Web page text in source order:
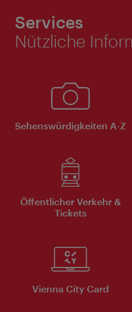
Services
Nützliche
Sehenswürdigkeiten A-Z
Öffentlicher Verkehr &
Tickets
Vienna City Card